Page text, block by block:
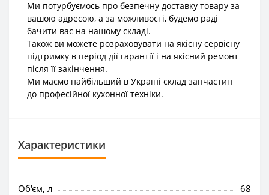
Ми потурбуємось про безпечну доставку товару за
вашою адресою, а за можливості, будемо раді
бачити вас на нашому складі.
Також ви можете розраховувати на якісну сервісну
підтримку в період дії гарантії і на якісний ремонт
після її закінчення.
Ми маємо найбільший в Україні склад запчастин
до професійної кухонної техніки.
Характеристики
Об'єм, л
68